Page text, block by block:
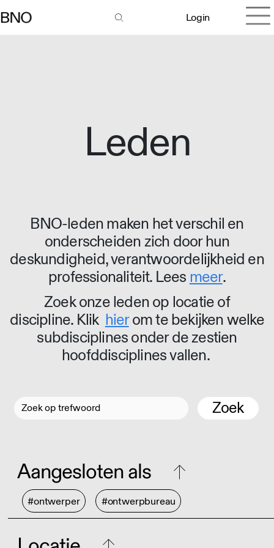
Login
Leden
BNO-leden maken het verschil en
onderscheiden zich door hun
deskundigheid, verantwoordelijkheid en
professionaliteit. Lees meer.
Zoek onze leden op locatie of
discipline. Klik hierom te bekijken welke
subdisciplines onder de zestien
hoofddisciplines vallen.
Zoek
Aangesloten als
#ontwerper #ontwerpbureau